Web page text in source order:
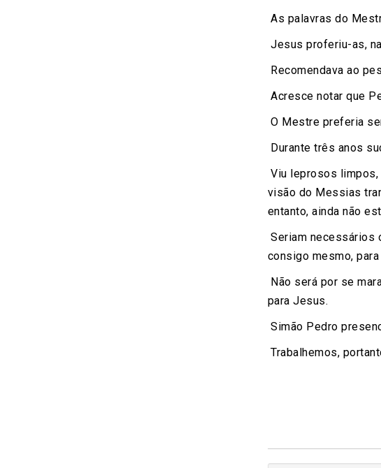
As palavras do
Jesus proferiu-as,
Recomendava ao
Acresce notar que
O Mestre preferia
Durante três anos
Viu leprosos limpos,
visão do Messias
entanto, ainda não
Seriam necessários
consigo mesmo,
Não será por se
para Jesus.
Simão Pedro
Trabalhemos,